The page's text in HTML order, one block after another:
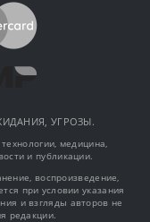
УГРОЗЫ.
медицина,
и публикации.
воспроизведение,
при условии указания
и взгляды авторов не
редакции.